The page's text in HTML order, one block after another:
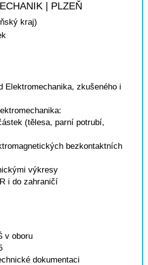
| PLZEŇ
kraj)
Elektromechanika, zkušeného i
(tělesa, parní potrubí,
bezkontaktních
výkresy
i do zahraničí
v oboru
dokumentaci